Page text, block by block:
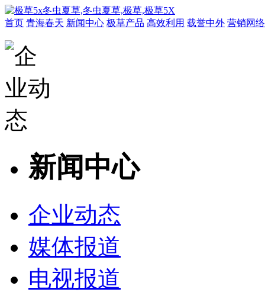
首页 青海春天 新闻中心 极草产品 高效利用 载誉中外 营销网络
新闻中心
企业动态
媒体报道
电视报道